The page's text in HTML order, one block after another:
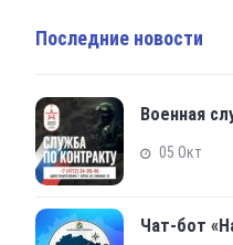
Последние новости
Военная
05 Окт
Чат-бот